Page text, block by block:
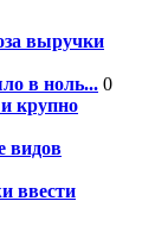
выручки
в ноль... 0
крупно
видов
ввести